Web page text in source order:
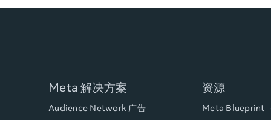
Meta 解决方案
Audience Network 广告
资源
Meta Blueprint